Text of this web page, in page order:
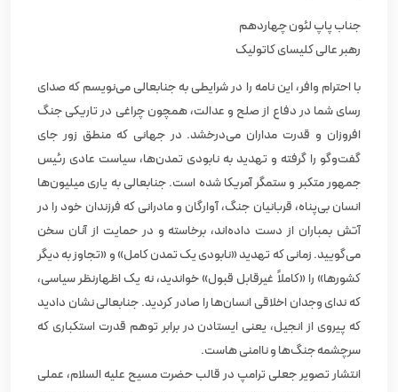
جناب پاپ لئون چهاردهم
رهبر عالی کلیسای کاتولیک
با احترام وافر، این نامه را در شرایطی به جنابعالی می‌نویسم که صدای
رسای شما در دفاع از صلح و عدالت، همچون چراغی در تاریکی جنگ‌
افروزان و قدرت‌ مداران می‌درخشد. در جهانی که منطق زور جای
گفت‌وگو را گرفته و تهدید به نابودی تمدن‌ها، سیاست عادی رئیس
جمهور متکبر و ستمگر آمریکا شده است. جنابعالی به یاری میلیون‌ها
انسان بی‌پناه، قربانیان جنگ، آوارگان و مادرانی که فرزندان خود را در
آتش بمباران از دست داده‌اند، برخاسته و در حمایت از آنان سخن
می‌گویید. زمانی که تهدید «نابودی یک تمدن کامل» و «تجاوز به دیگر
کشورها» را «کاملاً غیرقابل قبول» خواندید، نه یک اظهارنظر سیاسی،
که ندای وجدان اخلاقی انسان‌ها را صادر کردید. جنابعالی نشان دادید
که پیروی از انجیل، یعنی ایستادن در برابر توهم قدرت استکباری که
سرچشمه جنگ‌ها و ناامنی‌ هاست.
انتشار تصویر جعلی ترامپ در قالب حضرت مسیح علیه السلام، عملی